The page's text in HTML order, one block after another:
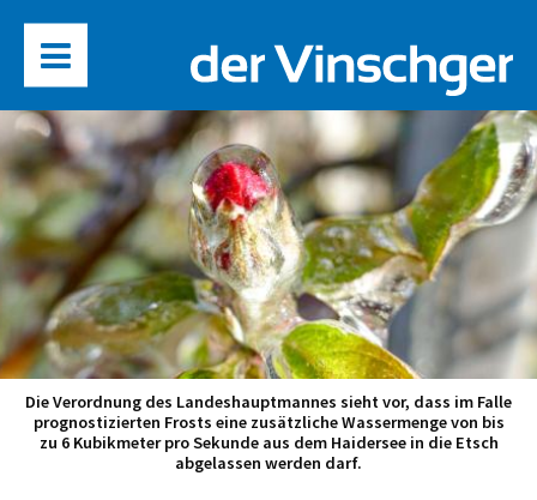
Die Verordnung des Landeshauptmannes sieht vor, dass im Falle
prognostizierten Frosts eine zusätzliche Wassermenge von bis
zu 6 Kubikmeter pro Sekunde aus dem Haidersee in die Etsch
abgelassen werden darf.